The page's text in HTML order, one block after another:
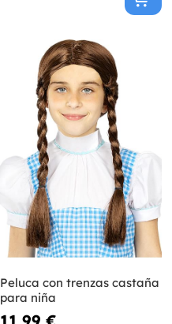
Peluca con trenzas castaña
para niña